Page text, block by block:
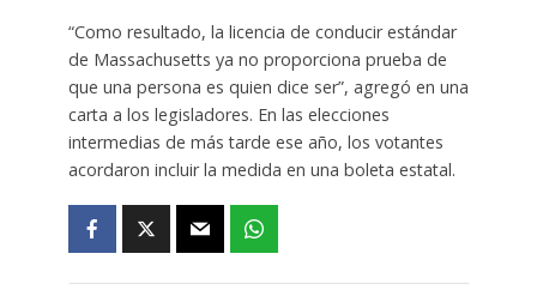
“Como resultado, la licencia de conducir estándar
de Massachusetts ya no proporciona prueba de
que una persona es quien dice ser”, agregó en una
carta a los legisladores. En las elecciones
intermedias de más tarde ese año, los votantes
acordaron incluir la medida en una boleta estatal.